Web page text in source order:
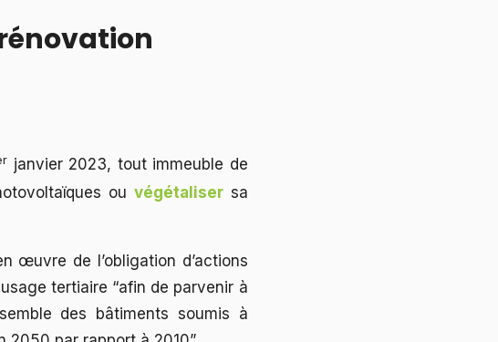
janvier 2023, tout immeuble de
ou végétalisersa
œuvre de l’obligation d’actions
tertiaire “afin de parvenir à
des bâtiments soumis à